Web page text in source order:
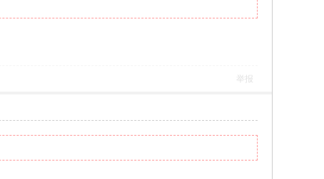
举报